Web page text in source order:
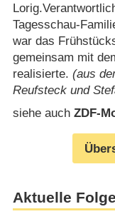
Tagesschau-
war das
gemeinsam mit
realisierte. (aus
Reufsteck und
siehe auch ZDF-
Aktuelle